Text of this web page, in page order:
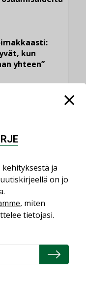
kun
yhteen”
ja
on jo
, miten
tietojasi.